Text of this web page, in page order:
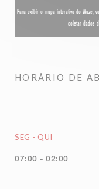
Para exibir o mapa interativo do Waze,
coletar dados
HORÁRIO DE
SEG - QUI
07:00 - 02:00